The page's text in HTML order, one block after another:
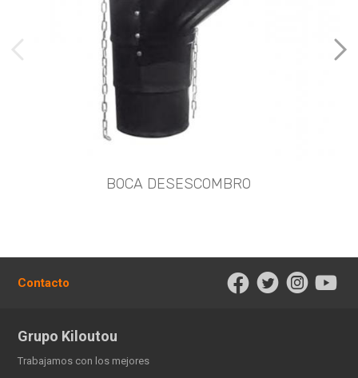
BOCA DESESCOMBRO
imágenes anteriores
Contacto
Grupo Kiloutou
Trabajamos con los mejores